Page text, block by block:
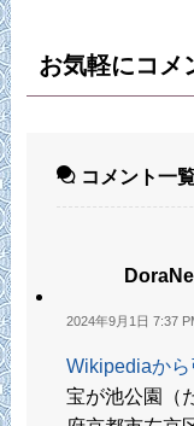
お気軽にコメ
コメント一
2024年9月1日 7:37
Wikipediaから
宝が池公園（